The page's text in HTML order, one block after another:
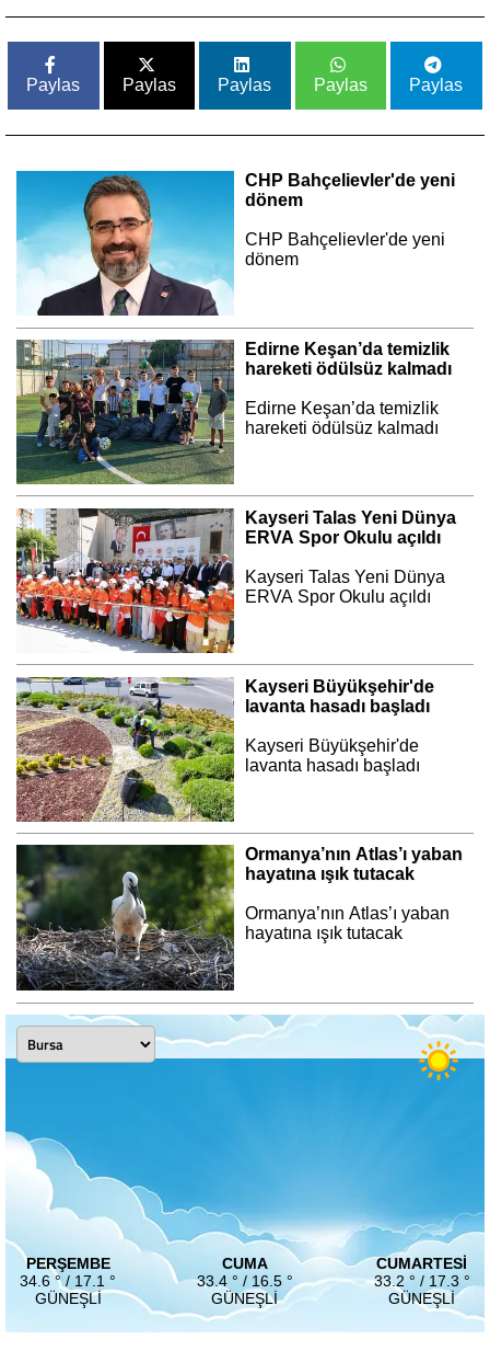
Paylas Paylas Paylas Paylas Paylas
CHP Bahçelievler'de yeni
dönem
CHP Bahçelievler'de yeni
dönem
Edirne Keşan’da temizlik
hareketi ödülsüz kalmadı
Edirne Keşan’da temizlik
hareketi ödülsüz kalmadı
Kayseri Talas Yeni Dünya
ERVA Spor Okulu açıldı
Kayseri Talas Yeni Dünya
ERVA Spor Okulu açıldı
Kayseri Büyükşehir'de
lavanta hasadı başladı
Kayseri Büyükşehir'de
lavanta hasadı başladı
Ormanya’nın Atlas’ı yaban
hayatına ışık tutacak
Ormanya’nın Atlas’ı yaban
hayatına ışık tutacak
PERŞEMBE
34.6 ° / 17.1 °
GÜNEŞLI
CUMA
33.4 ° / 16.5 °
GÜNEŞLI
CUMARTESI
33.2 ° / 17.3 °
GÜNEŞLI